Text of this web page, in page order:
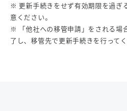
※ 更新手続きをせず有効期限を過ぎ
意ください。
※ 「他社への移管申請」をされる場
了し、移管先で更新手続きを行ってく